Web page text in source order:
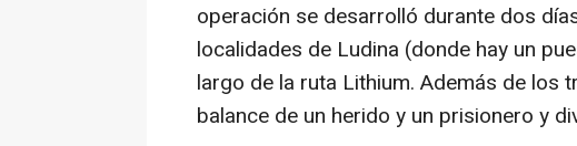
operación se desarrolló durante dos
localidades de Ludina (donde hay un
largo de la ruta Lithium. Además de los
balance de un herido y un prisionero y